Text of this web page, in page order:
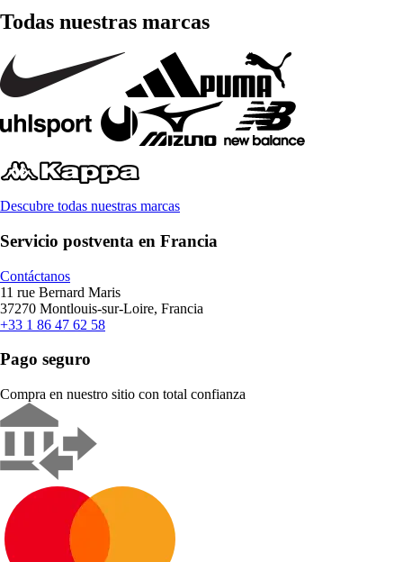
Todas nuestras marcas
Descubre todas nuestras marcas
Servicio postventa en Francia
Contáctanos
11 rue Bernard Maris
37270 Montlouis-sur-Loire, Francia
+33 1 86 47 62 58
Pago seguro
Compra en nuestro sitio con total confianza